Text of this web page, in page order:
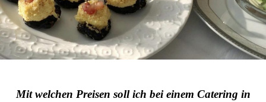
Mit welchen Preisen soll ich bei einem Catering in